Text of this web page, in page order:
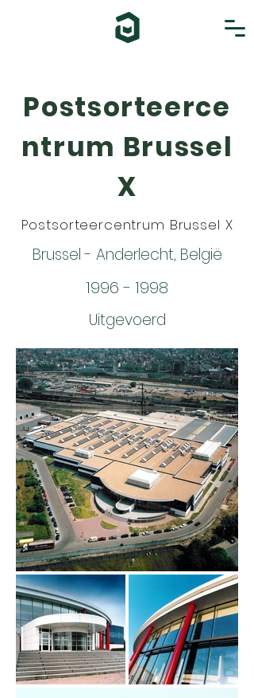
Postsorteerce
ntrum Brussel
X
Postsorteercentrum Brussel X
Brussel - Anderlecht, België
1996 - 1998
Uitgevoerd